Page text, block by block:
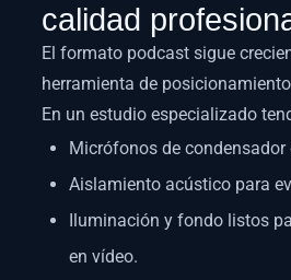
calidad
El formato podcast sigue
herramienta de
En un estudio especializado
Micrófonos de
Aislamiento acústico para
Iluminación y fondo listos
en vídeo.